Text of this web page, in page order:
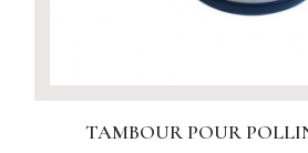
TAMBOUR POUR